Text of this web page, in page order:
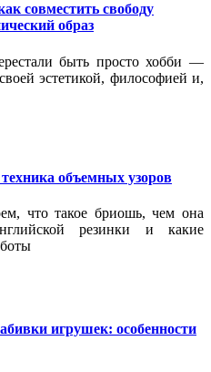
совместить свободу
образ
быть просто хобби —
эстетикой, философией и,
объемных узоров
что такое бриошь, чем она
резинки и какие
игрушек: особенности